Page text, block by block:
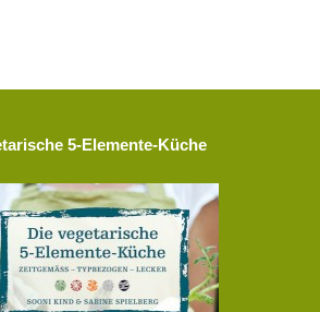
5-Elemente-Küche